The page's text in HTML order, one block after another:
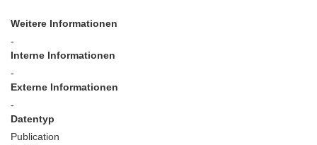
Weitere Informationen
-
Interne Informationen
-
Externe Informationen
-
Datentyp
Publication